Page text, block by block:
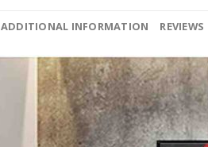
ADDITIONAL INFORMATION REVIEWS